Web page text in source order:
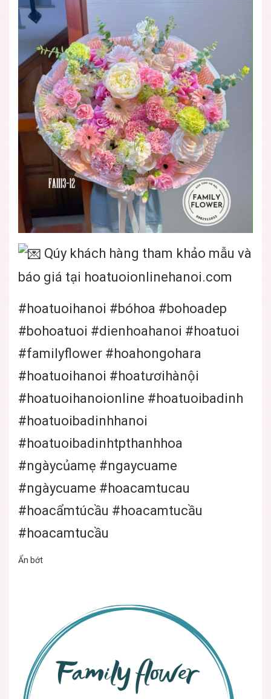
Qúy khách hàng tham khảo mẫu và
báo giá tại hoatuoionlinehanoi.com
#hoatuoihanoi #bóhoa #bohoadep
#bohoatuoi #dienhoahanoi #hoatuoi
#familyflower #hoahongohara
#hoatuoihanoi #hoatươihànội
#hoatuoihanoionline #hoatuoibadinh
#hoatuoibadinhhanoi
#hoatuoibadinhtpthanhhoa
#ngàycủamẹ #ngaycuame
#ngàycuame #hoacamtucau
#hoacẩmtúcầu #hoacamtucầu
#hoacamtucầu
Ẩn bớt